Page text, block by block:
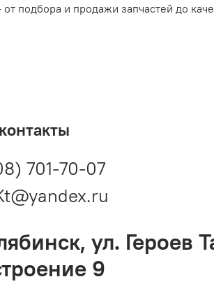
от подбора и продажи запчастей до
701-70-07
ул. Героев
9